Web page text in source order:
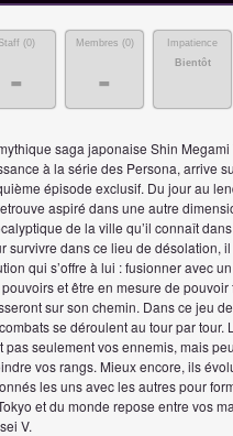
Staff (0)
-
Membres (0)
-
Impatience
Bientôt
saga japonaise Shin
à la série des Persona, arrive
épisode exclusif. Du jour au
aspiré dans une autre
de la ville qu’il connaît
survivre dans ce lieu de désolation,
qui s’offre à lui : fusionner avec
et être en mesure de
sur son chemin. Dans ce jeu
se déroulent au tour par tour.
pas seulement vos ennemis, mais
vos rangs. Mieux encore, ils
les uns avec les autres pour
et du monde repose entre vos
V.